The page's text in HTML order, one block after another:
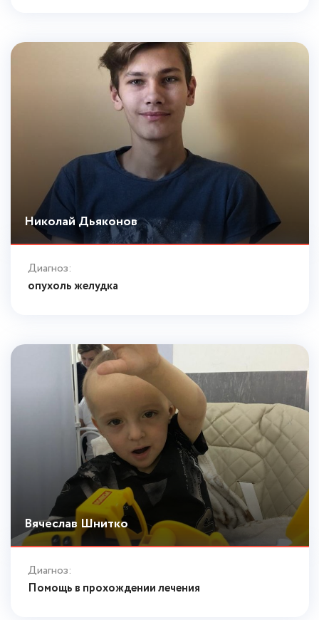
Николай Дьяконов
Диагноз:
опухоль желудка
Вячеслав Шнитко
Диагноз:
Помощь в прохождении лечения